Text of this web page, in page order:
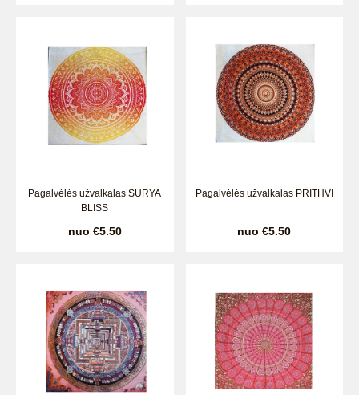
Pagalvėlės užvalkalas SURYA
BLISS
nuo €5.50
Pagalvėlės užvalkalas PRITHVI
nuo €5.50